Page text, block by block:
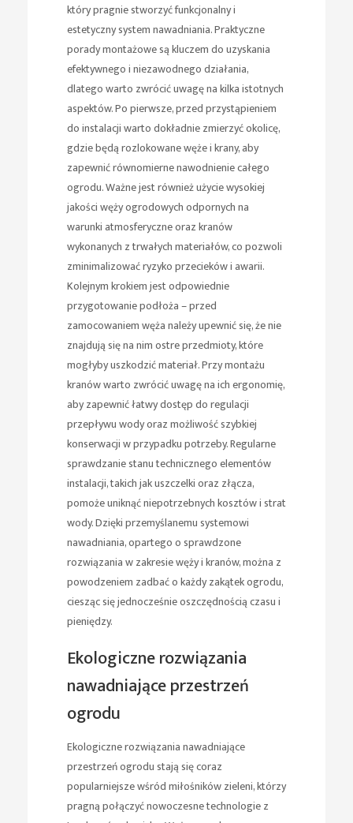
który pragnie stworzyć funkcjonalny i
estetyczny system nawadniania. Praktyczne
porady montażowe są kluczem do uzyskania
efektywnego i niezawodnego działania,
dlatego warto zwrócić uwagę na kilka istotnych
aspektów. Po pierwsze, przed przystąpieniem
do instalacji warto dokładnie zmierzyć okolicę,
gdzie będą rozlokowane węże i krany, aby
zapewnić równomierne nawodnienie całego
ogrodu. Ważne jest również użycie wysokiej
jakości węży ogrodowych odpornych na
warunki atmosferyczne oraz kranów
wykonanych z trwałych materiałów, co pozwoli
zminimalizować ryzyko przecieków i awarii.
Kolejnym krokiem jest odpowiednie
przygotowanie podłoża – przed
zamocowaniem węża należy upewnić się, że nie
znajdują się na nim ostre przedmioty, które
mogłyby uszkodzić materiał. Przy montażu
kranów warto zwrócić uwagę na ich ergonomię,
aby zapewnić łatwy dostęp do regulacji
przepływu wody oraz możliwość szybkiej
konserwacji w przypadku potrzeby. Regularne
sprawdzanie stanu technicznego elementów
instalacji, takich jak uszczelki oraz złącza,
pomoże uniknąć niepotrzebnych kosztów i strat
wody. Dzięki przemyślanemu systemowi
nawadniania, opartego o sprawdzone
rozwiązania w zakresie węży i kranów, można z
powodzeniem zadbać o każdy zakątek ogrodu,
ciesząc się jednocześnie oszczędnością czasu i
pieniędzy.
Ekologiczne rozwiązania
nawadniające przestrzeń
ogrodu
Ekologiczne rozwiązania nawadniające
przestrzeń ogrodu stają się coraz
popularniejsze wśród miłośników zieleni, którzy
pragną połączyć nowoczesne technologie z